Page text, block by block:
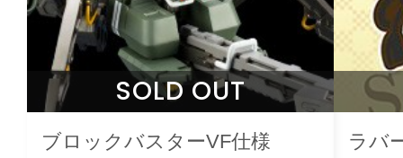
SOLD OUT
ブロックバスターVF仕様
ラバ